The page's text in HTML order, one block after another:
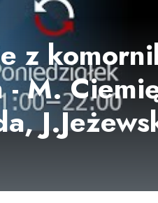
z
- M.